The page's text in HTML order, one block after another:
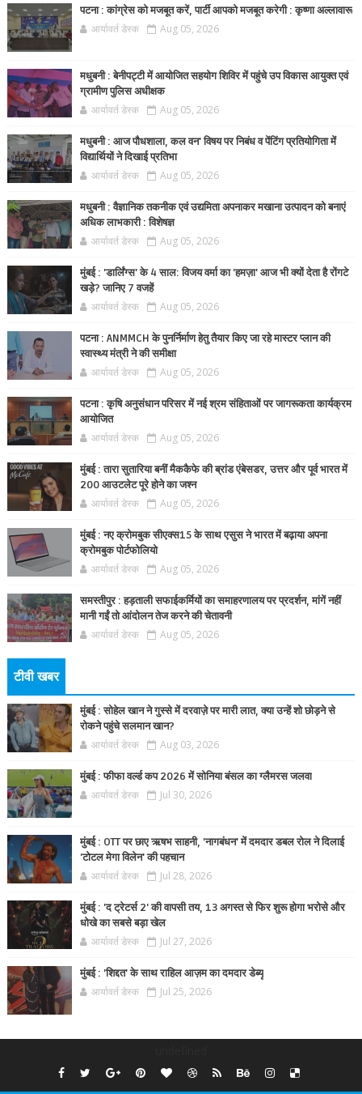
पटना : कांग्रेस को मजबूत करें, पार्टी आपको मजबूत करेगी : कृष्णा अल्लावारू
आर्यावर्त डेस्क Aug 05, 2026
मधुबनी : बेनीपट्टी में आयोजित सहयोग शिविर में पहुंचे उप विकास आयुक्त एवं
ग्रामीण पुलिस अधीक्षक
आर्यावर्त डेस्क Aug 05, 2026
मधुबनी : आज पौधशाला, कल वन' विषय पर निबंध व पेंटिंग प्रतियोगिता में
विद्यार्थियों ने दिखाई प्रतिभा
आर्यावर्त डेस्क Aug 05, 2026
मधुबनी : वैज्ञानिक तकनीक एवं उद्यमिता अपनाकर मखाना उत्पादन को बनाएं
अधिक लाभकारी : विशेषज्ञ
आर्यावर्त डेस्क Aug 05, 2026
मुंबई : 'डार्लिंग्स' के 4 साल: विजय वर्मा का 'हमज़ा' आज भी क्यों देता है रोंगटे
खड़े? जानिए 7 वजहें
आर्यावर्त डेस्क Aug 05, 2026
पटना : ANMMCH के पुनर्निर्माण हेतु तैयार किए जा रहे मास्टर प्लान की
स्वास्थ्य मंत्री ने की समीक्षा
आर्यावर्त डेस्क Aug 05, 2026
पटना : कृषि अनुसंधान परिसर में नई श्रम संहिताओं पर जागरूकता कार्यक्रम
आयोजित
आर्यावर्त डेस्क Aug 05, 2026
मुंबई : तारा सुतारिया बनीं मैककैफे की ब्रांड एंबेसडर, उत्तर और पूर्व भारत में
200 आउटलेट पूरे होने का जश्न
आर्यावर्त डेस्क Aug 05, 2026
मुंबई : नए क्रोमबुक सीएक्स15 के साथ एसुस ने भारत में बढ़ाया अपना
क्रोमबुक पोर्टफोलियो
आर्यावर्त डेस्क Aug 05, 2026
समस्तीपुर : हड़ताली सफाईकर्मियों का समाहरणालय पर प्रदर्शन, मांगें नहीं
मानी गईं तो आंदोलन तेज करने की चेतावनी
आर्यावर्त डेस्क Aug 05, 2026
टीवी खबर
मुंबई : सोहेल खान ने गुस्से में दरवाज़े पर मारी लात, क्या उन्हें शो छोड़ने से
रोकने पहुंचे सलमान खान?
आर्यावर्त डेस्क Aug 03, 2026
मुंबई : फीफा वर्ल्ड कप 2026 में सोनिया बंसल का ग्लैमरस जलवा
आर्यावर्त डेस्क Jul 30, 2026
मुंबई : OTT पर छाए ऋषभ साहनी, 'नागबंधन' में दमदार डबल रोल ने दिलाई
'टोटल मेगा विलेन' की पहचान
आर्यावर्त डेस्क Jul 28, 2026
मुंबई : 'द ट्रेटर्स 2' की वापसी तय, 13 अगस्त से फिर शुरू होगा भरोसे और
धोखे का सबसे बड़ा खेल
आर्यावर्त डेस्क Jul 27, 2026
मुंबई : 'शिद्दत' के साथ राहिल आज़म का दमदार डेब्यू
आर्यावर्त डेस्क Jul 25, 2026